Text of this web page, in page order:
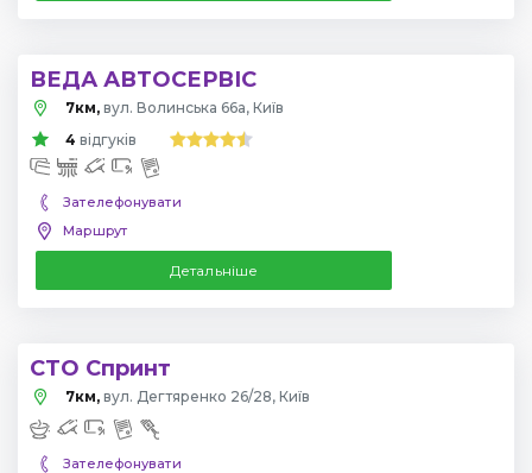
ВЕДА АВТОСЕРВІС
7км, вул. Волинська 66а, Київ
4 відгуків
Зателефонувати
Маршрут
Детальніше
СТО Спринт
7км, вул. Дегтяренко 26/28, Київ
Зателефонувати